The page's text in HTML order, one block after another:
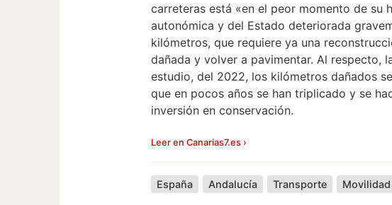
carreteras está «en el peor momento de su
autonómica y del Estado deteriorada
kilómetros, que requiere ya una
dañada y volver a pavimentar. Al respecto,
estudio, del 2022, los kilómetros dañados
que en pocos años se han triplicado y se
inversión en conservación.
Leer en Canarias7.es ›
España Andalucía Transporte